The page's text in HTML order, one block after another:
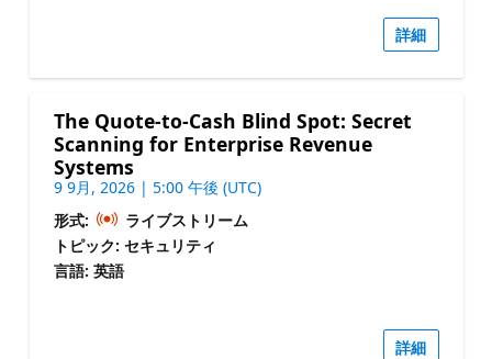
詳細
The Quote-to-Cash Blind Spot: Secret
Scanning for Enterprise Revenue
Systems
9 9月, 2026 | 5:00 午後 (UTC)
形式:
ライブストリーム
トピック: セキュリティ
言語: 英語
詳細